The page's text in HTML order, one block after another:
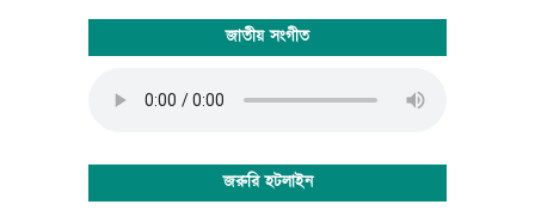
FrontPage, PageMaker, FrameMaker, Illustrator, Flash,
the printing and design industry. It is intended to show
dummy text ever since the 1500:s, when an unknown
printer took a galley of type and scrambled it to make a
জাতীয় সংগীত
জরুরি হটলাইন